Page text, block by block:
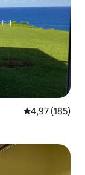
4,97 de uma
4,97 (185)